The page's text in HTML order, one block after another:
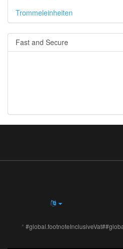
Trommeleinheiten
Fast and Secure
*